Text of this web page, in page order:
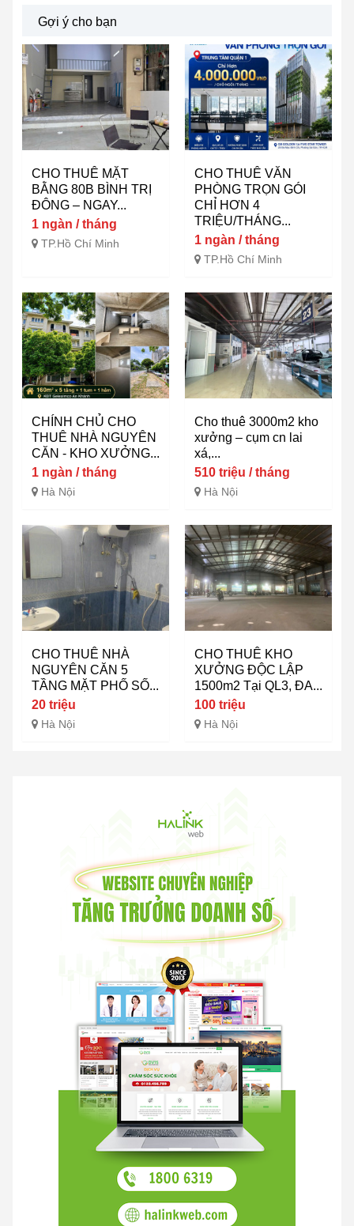
Gợi ý cho bạn
CHO THUÊ MẶT
BẰNG 80B BÌNH TRỊ
ĐÔNG – NGAY...
1 ngàn / tháng
TP.Hồ Chí Minh
CHO THUÊ VĂN
PHÒNG TRỌN GÓI
CHỈ HƠN 4
TRIỆU/THÁNG...
1 ngàn / tháng
TP.Hồ Chí Minh
CHÍNH CHỦ CHO
THUÊ NHÀ NGUYÊN
CĂN - KHO XƯỞNG...
1 ngàn / tháng
Hà Nội
Cho thuê 3000m2 kho
xưởng – cụm cn lai
xá,...
510 triệu / tháng
Hà Nội
CHO THUÊ NHÀ
NGUYÊN CĂN 5
TẦNG MẶT PHỐ SỐ...
20 triệu
Hà Nội
CHO THUÊ KHO
XƯỞNG ĐỘC LẬP
1500m2 Tại QL3, ĐA...
100 triệu
Hà Nội